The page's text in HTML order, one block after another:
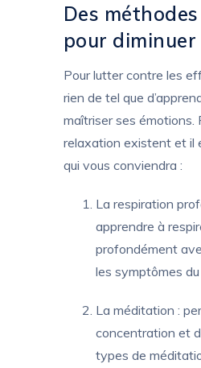
Des
pour diminuer
Pour lutter contre les
rien de tel que
maîtriser ses émotions.
relaxation existent et il
qui vous conviendra :
La respiration
apprendre à
profondément
les symptômes du
La méditation :
concentration et
types de